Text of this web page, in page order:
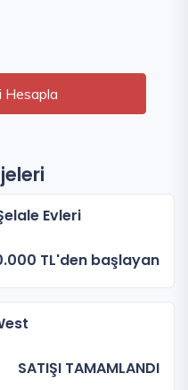
Hesapla
Evleri
TL'den başlayan
SATIŞI TAMAMLANDI